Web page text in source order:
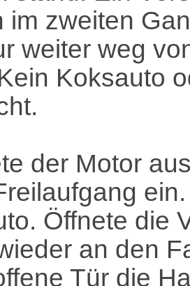
im zweiten
weiter weg
Koksauto
der Motor
Öffnete die
an den
Tür die